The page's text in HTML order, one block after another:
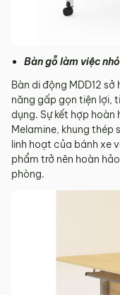
Bàn gỗ làm việc
Bàn di động MDD12
năng gấp gọn tiện lợi,
dụng. Sự kết hợp
Melamine, khung thép
linh hoạt của bánh xe
phẩm trở nên hoàn
phòng.